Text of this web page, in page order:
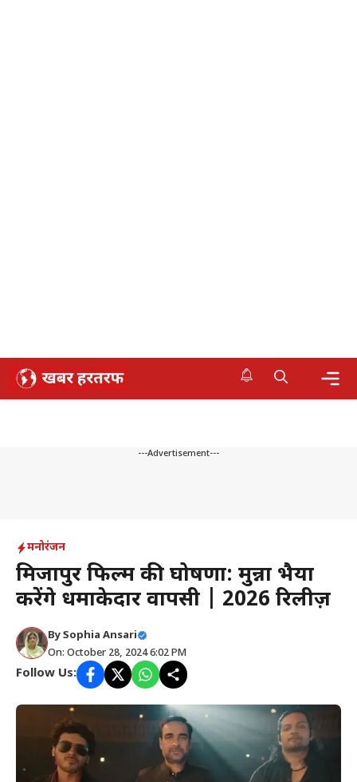
Skip
---Advertisement---
मनोरंजन
मिर्जापुर फिल्म की घोषणा: मुन्ना भैया
करेंगे धमाकेदार वापसी | 2026 रिलीज़
BySophia Ansari
On: October 28, 2024 6:02 PM
Follow Us: